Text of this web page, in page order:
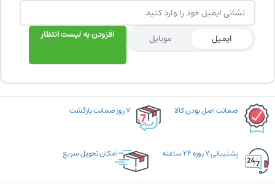
ایمیل موبایل افزودن به لیست انتظار
ضمانت اصل بودن کالا ۷ روز ضمانت بازگشت
پشتیبانی ۷ روزه ۲۴ ساعته امکان تحویل سریع